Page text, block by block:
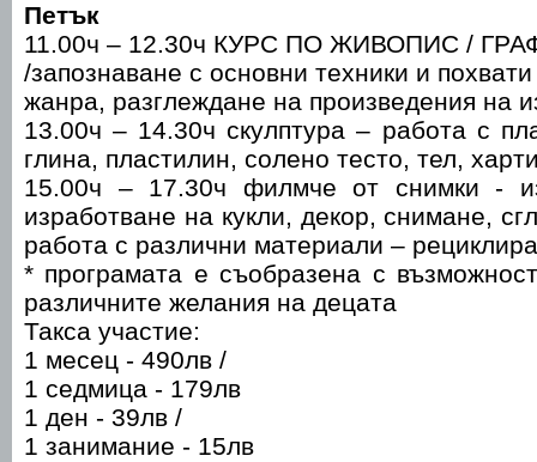
Петък
11.00ч – 12.30ч КУРС ПО ЖИВОПИС /
/запознаване с основни техники и
жанра, разглеждане на произведения на
13.00ч – 14.30ч скулптура – работа с
глина, пластилин, солено тесто, тел,
15.00ч – 17.30ч филмче от снимки -
изработване на кукли, декор, снимане,
работа с различни материали –
* програмата е съобразена с
различните желания на децата
Такса участие:
1 месец - 490лв /
1 седмица - 179лв
1 ден - 39лв /
1 занимание - 15лв